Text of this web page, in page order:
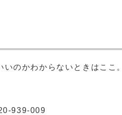
のかわからないときはここ。